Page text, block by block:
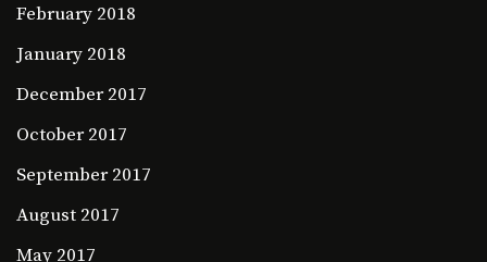
February 2018
January 2018
December 2017
October 2017
September 2017
August 2017
May 2017